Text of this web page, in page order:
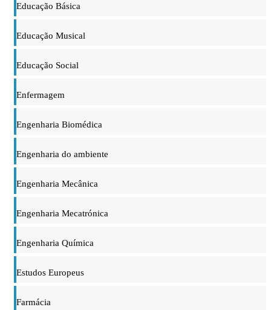
Educação Básica
Educação Musical
Educação Social
Enfermagem
Engenharia Biomédica
Engenharia do ambiente
Engenharia Mecânica
Engenharia Mecatrónica
Engenharia Química
Estudos Europeus
Farmácia